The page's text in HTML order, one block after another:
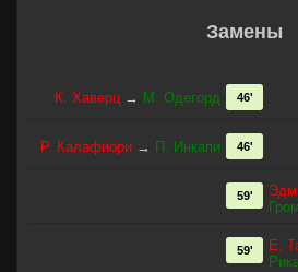
Замены
К. Хаверц → М. Одегорд 46'
Р. Калафиори → П. Инкапи 46'
59'
Е.
59'